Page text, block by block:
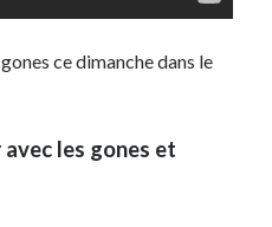
ce dimanche dans le
les gones et